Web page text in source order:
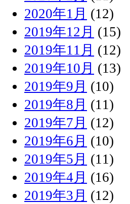
2020年1月 (12)
2019年12月 (15)
2019年11月 (12)
2019年10月 (13)
2019年9月 (10)
2019年8月 (11)
2019年7月 (12)
2019年6月 (10)
2019年5月 (11)
2019年4月 (16)
2019年3月 (12)